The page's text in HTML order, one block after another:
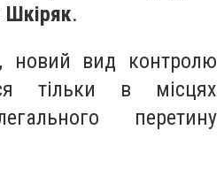
Шкіряк.
новий вид контролю
тільки в місцях
перетину